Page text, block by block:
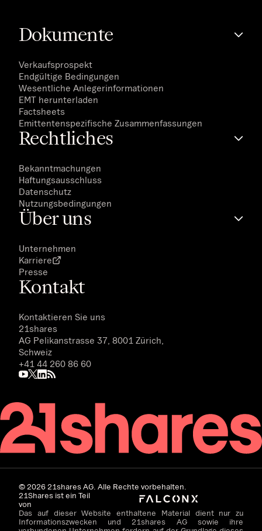
Dokumente
Verkaufsprospekt
Endgültige Bedingungen
Wesentliche Anlegerinformationen
EMT herunterladen
Factsheets
Emittentenspezifische Zusammenfassungen
Rechtliches
Bekanntmachungen
Haftungsausschluss
Datenschutz
Nutzungsbedingungen
Über uns
Unternehmen
Karriere
Presse
Kontakt
Kontaktieren Sie uns
21shares
AG Pelikanstrasse 37, 8001 Zürich,
Schweiz
+41 44 260 86 60
©202621shares AG. Alle Rechte vorbehalten.
21Shares ist ein Teil
von
Das auf dieser Website enthaltene Material dient nur zu
Informationszwecken und 21shares AG sowie ihre